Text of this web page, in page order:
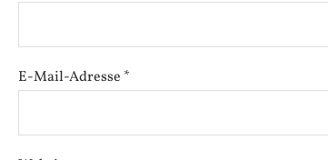
E-Mail-Adresse *